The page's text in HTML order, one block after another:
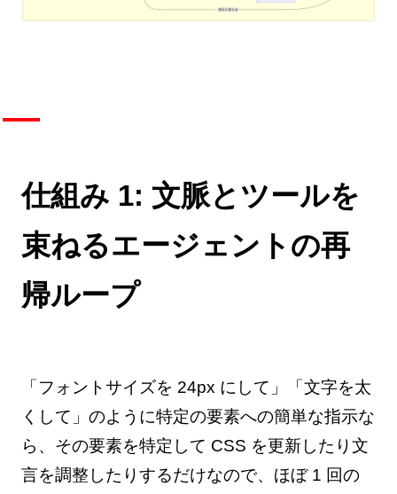
仕組み 1: 文脈とツールを
束ねるエージェントの再
帰ループ
「フォントサイズを 24px にして」「文字を太
くして」のように特定の要素への簡単な指示な
ら、その要素を特定して CSS を更新したり文
言を調整したりするだけなので、ほぼ 1 回の